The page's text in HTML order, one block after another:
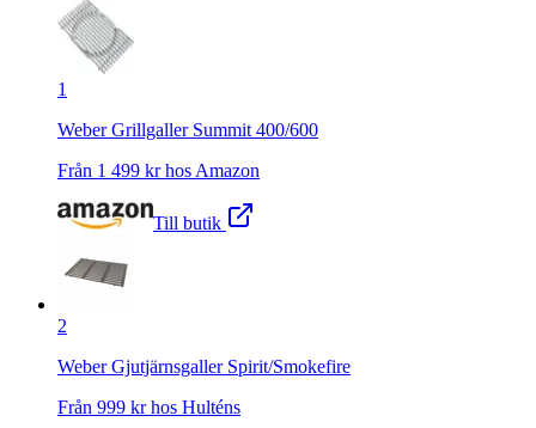
1
Weber Grillgaller Summit 400/600
Från 1 499 kr hos Amazon
Till butik
2
Weber Gjutjärnsgaller Spirit/Smokefire
Från 999 kr hos Hulténs